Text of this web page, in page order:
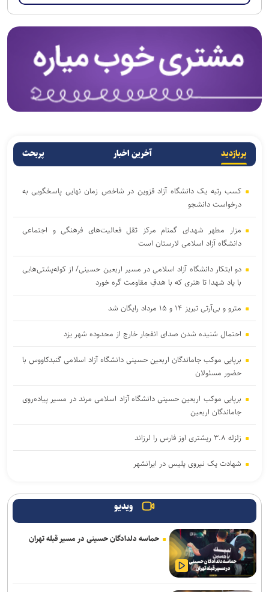
پربازدید آخرین اخبار پربحث
کسب رتبه یک دانشگاه آزاد قزوین در شاخص زمان نهایی پاسخگویی به
درخواست دانشجو
مزار مطهر شهدای گمنام مرکز ثقل فعالیت‌های فرهنگی و اجتماعی
دانشگاه آزاد اسلامی لارستان است
دو ابتکار دانشگاه آزاد اسلامی در مسیر اربعین حسینی/ از کوله‌پشتی‌هایی
با یاد شهدا تا هنری که با هدفِ مقاومت گره خورد
مترو و بی‌آرتی تبریز ۱۴ و ۱۵ مرداد رایگان شد
احتمال شنیده شدن صدای انفجار خارج از محدوده شهر یزد
برپایی موکب جاماندگان اربعین حسینی دانشگاه آزاد اسلامی گنبدکاووس با
حضور مسئولان
برپایی موکب اربعین حسینی دانشگاه آزاد اسلامی مرند در مسیر پیاده‌روی
جاماندگان اربعین
زلزله ۳.۸ ریشتری اوز فارس را لرزاند
شهادت یک نیروی پلیس در ایرانشهر
انهدام مهمات عمل نکرده دشمن در پاکدشت
قاضی قلابی در مازندران به دام قانون افتاد
دور جدید اردوی تیم ملی کانوپولو جوانان در مراغه برگزار می‌شود
ویدیو
حماسه دلدادگان حسینی در مسیر قبله تهران